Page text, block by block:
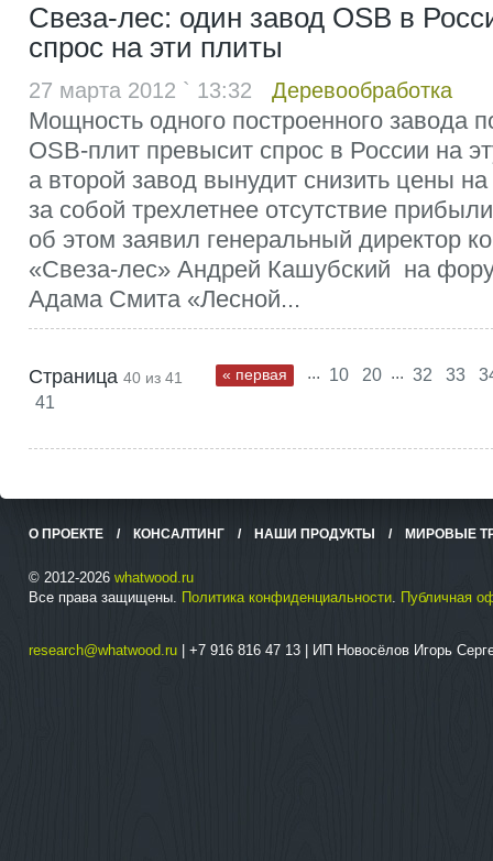
Свеза-лес: один завод OSB в
спрос на эти плиты
27 марта 2012 ` 13:32 Деревообработка
Мощность одного построенного завода
OSB-плит превысит спрос в России на
а второй завод вынудит снизить цены
за собой трехлетнее отсутствие
об этом заявил генеральный директор
«Свеза-лес» Андрей Кашубский на
Адама Смита «Лесной...
Страница 40 из 41 « первая ... 10 20 ... 32 33
41
О ПРОЕКТЕ / КОНСАЛТИНГ / НАШИ ПРОДУКТЫ / МИРОВЫЕ
© 2012-2026 whatwood.ru
Все права защищены. Политика конфиденциальности. Публичная
research@whatwood.ru | +7 916 816 47 13 | ИП Новосёлов Игорь